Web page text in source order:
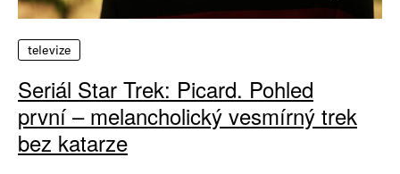
televize
Seriál Star Trek: Picard. Pohled
první – melancholický vesmírný trek
bez katarze